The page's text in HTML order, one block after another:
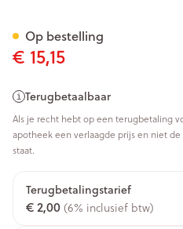
€ 15,15
Terugbetaalbaar
Als je recht hebt op een terugbetaling
apotheek een verlaagde prijs en niet
staat.
Terugbetalingstarief
€ 2,00 (6% inclusief btw)
Op bestelling